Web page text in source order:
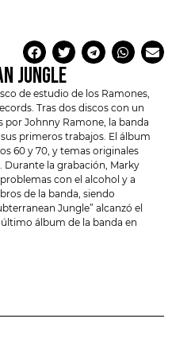
JUNGLE
de estudio de los Ramones,
Tras dos discos con un
por Johnny Ramone, la banda
primeros trabajos. El álbum
60 y 70, y temas originales
Durante la grabación, Marky
con el alcohol y a
de la banda, siendo
Jungle” alcanzó el
álbum de la banda en